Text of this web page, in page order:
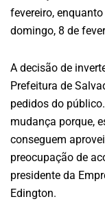
fevereiro,
domingo, 8 de
A decisão de
Prefeitura de
pedidos do
mudança porque,
conseguem
preocupação de
presidente da
Edington.